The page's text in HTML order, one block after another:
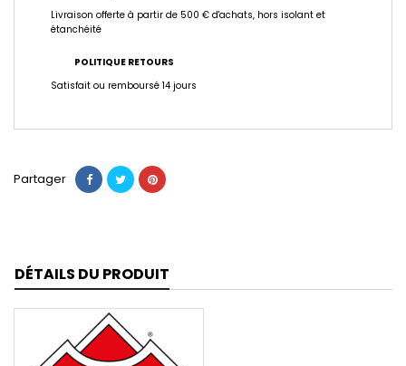
Livraison offerte à partir de 500 € d'achats, hors isolant et
étanchéité
POLITIQUE RETOURS
Satisfait ou remboursé 14 jours
Partager
DÉTAILS DU PRODUIT